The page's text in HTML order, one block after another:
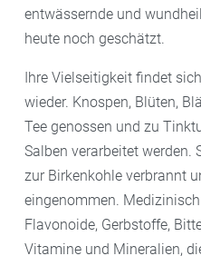
entwässernde und
heute noch geschätzt.
Ihre Vielseitigkeit findet
wieder. Knospen, Blüten,
Tee genossen und zu
Salben verarbeitet werden.
zur Birkenkohle verbrannt
eingenommen.
Flavonoide, Gerbstoffe,
Vitamine und Mineralien,